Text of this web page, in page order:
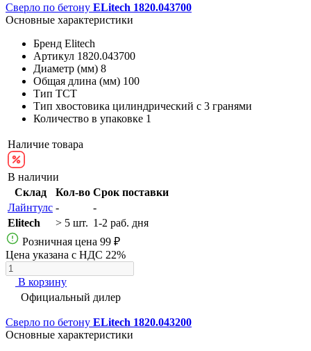
Сверло по бетону ELitech 1820.043700
Основные характеристики
Бренд Elitech
Артикул 1820.043700
Диаметр (мм) 8
Общая длина (мм) 100
Тип ТСТ
Тип хвостовика цилиндрический с 3 гранями
Количество в упаковке 1
Наличие товара
В наличии
Склад
Кол-во Срок поставки
Лайнтулс -
-
Elitech
> 5 шт. 1-2 раб. дня
Розничная цена 99 ₽
Цена указана с НДС 22%
В корзину
Официальный дилер
Сверло по бетону ELitech 1820.043200
Основные характеристики